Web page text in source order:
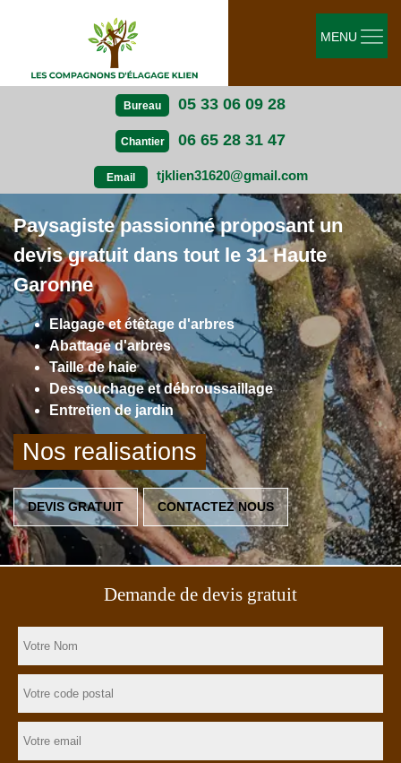
Bureau 05 33 06 09 28
Chantier 06 65 28 31 47
Email tjklien31620@gmail.com
MENU
Paysagiste passionné proposant un
devis gratuit dans tout le 31 Haute
Garonne
Elagage et étêtage d'arbres
Abattage d'arbres
Taille de haie
Dessouchage et débroussaillage
Entretien de jardin
Nos realisations
DEVIS GRATUIT CONTACTEZ NOUS
Demande de devis gratuit